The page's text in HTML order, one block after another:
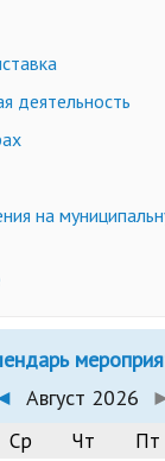
деятельность
на
Август 2026
Ср Чт Пт